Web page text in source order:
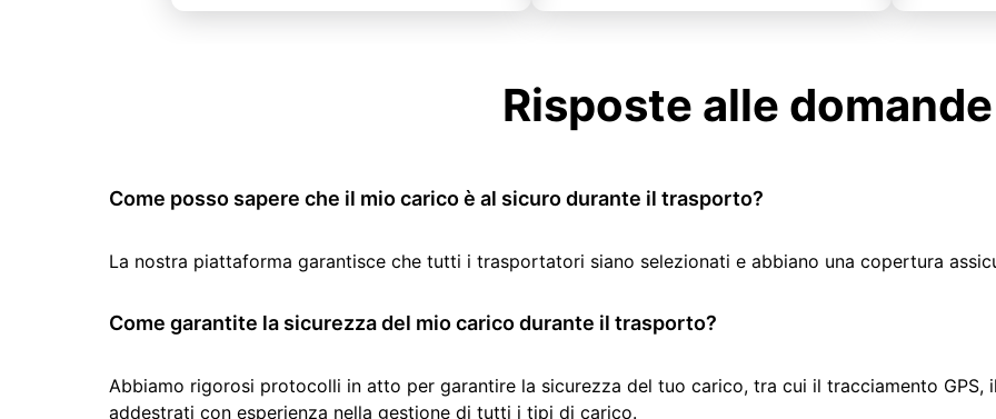
Risposte alle domande
Come posso sapere che il mio carico è al sicuro durante il trasporto?
La nostra piattaforma garantisce che tutti i trasportatori siano selezionati e abbiano una copertura
Come garantite la sicurezza del mio carico durante il trasporto?
Abbiamo rigorosi protocolli in atto per garantire la sicurezza del tuo carico, tra cui il tracciamento GPS,
addestrati con esperienza nella gestione di tutti i tipi di carico.